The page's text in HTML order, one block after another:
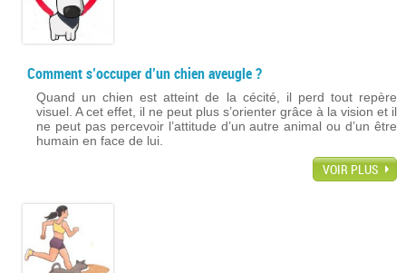
Comment s’occuper d’un chien aveugle ?
Quand un chien est atteint de la cécité, il perd tout repère
visuel. A cet effet, il ne peut plus s’orienter grâce à la vision et il
ne peut pas percevoir l’attitude d’un autre animal ou d’un être
humain en face de lui.
VOIR PLUS